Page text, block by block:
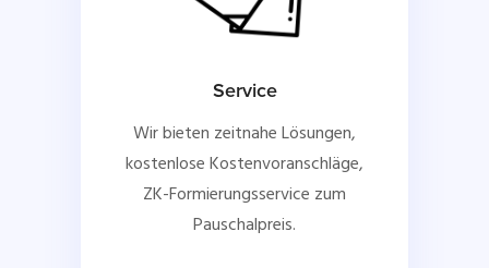
Service
Wir bieten zeitnahe Lösungen,
kostenlose Kostenvoranschläge,
ZK-Formierungsservice zum
Pauschalpreis.